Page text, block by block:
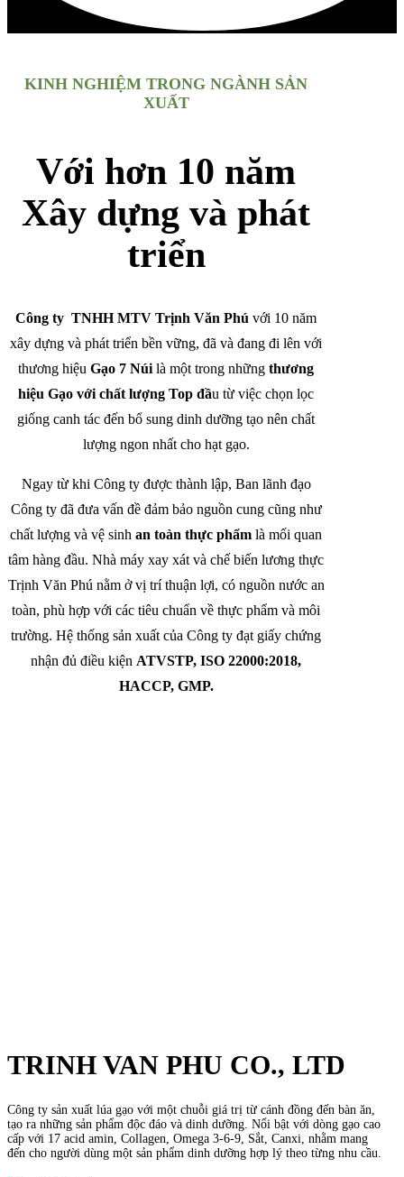
KINH NGHIỆM TRONG NGÀNH SẢN
XUẤT
Với hơn 10 năm
Xây dựng và phát
triển
Công ty TNHH MTV Trịnh Văn Phú với 10 năm
xây dựng và phát triển bền vững, đã và đang đi lên với
thương hiệu Gạo 7 Núilà một trong những thương
hiệu Gạo với chất lượng Top đầu từ việc chọn lọc
giống canh tác đến bổ sung dinh dưỡng tạo nên chất
lượng ngon nhất cho hạt gạo.
Ngay từ khi Công ty được thành lập, Ban lãnh đạo
Công ty đã đưa vấn đề đảm bảo nguồn cung cũng như
chất lượng và vệ sinh an toàn thực phẩm là mối quan
tâm hàng đầu. Nhà máy xay xát và chế biến lương thực
Trịnh Văn Phú nằm ở vị trí thuận lợi, có nguồn nước an
toàn, phù hợp với các tiêu chuẩn về thực phẩm và môi
trường. Hệ thống sản xuất của Công ty đạt giấy chứng
nhận đủ điều kiện ATVSTP, ISO 22000:2018,
HACCP, GMP.
TRINH VAN PHU CO., LTD
Công ty sản xuất lúa gạo với một chuỗi giá trị từ cánh đồng đến bàn ăn,
tạo ra những sản phẩm độc đáo và dinh dưỡng. Nổi bật với dòng gạo cao
cấp với 17 acid amin, Collagen, Omega 3-6-9, Sắt, Canxi, nhằm mang
đến cho người dùng một sản phẩm dinh dưỡng hợp lý theo từng nhu cầu.